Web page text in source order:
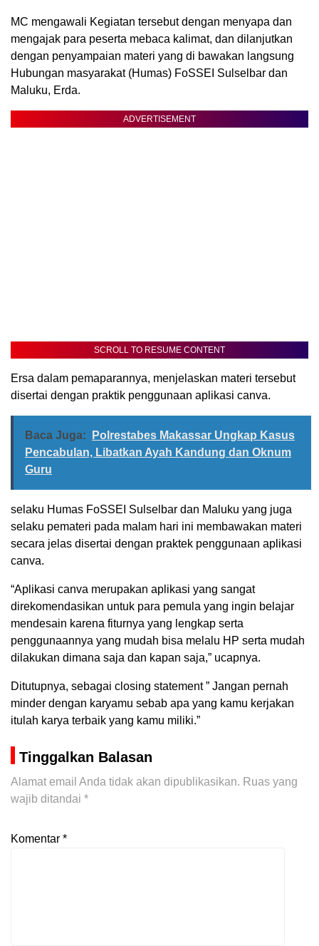
MC mengawali Kegiatan tersebut dengan menyapa dan
mengajak para peserta mebaca kalimat, dan dilanjutkan
dengan penyampaian materi yang di bawakan langsung
Hubungan masyarakat (Humas) FoSSEI Sulselbar dan
Maluku, Erda.
ADVERTISEMENT
SCROLL TO RESUME CONTENT
Ersa dalam pemaparannya, menjelaskan materi tersebut
disertai dengan praktik penggunaan aplikasi canva.
Baca Juga:
Polrestabes Makassar Ungkap Kasus
Pencabulan, Libatkan Ayah Kandung dan Oknum
Guru
selaku Humas FoSSEI Sulselbar dan Maluku yang juga
selaku pemateri pada malam hari ini membawakan materi
secara jelas disertai dengan praktek penggunaan aplikasi
canva.
“Aplikasi canva merupakan aplikasi yang sangat
direkomendasikan untuk para pemula yang ingin belajar
mendesain karena fiturnya yang lengkap serta
penggunaannya yang mudah bisa melalu HP serta mudah
dilakukan dimana saja dan kapan saja,” ucapnya.
Ditutupnya, sebagai closing statement ” Jangan pernah
minder dengan karyamu sebab apa yang kamu kerjakan
itulah karya terbaik yang kamu miliki.”
Tinggalkan Balasan
Alamat email Anda tidak akan dipublikasikan. Ruas yang
wajib ditandai *
Komentar *